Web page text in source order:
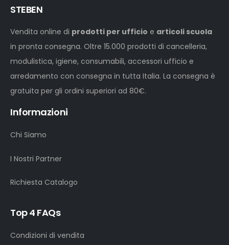
STEBEN
Vendita online di prodotti per ufficio e articoli scuola
in pronta consegna. Oltre 15.000 prodotti di cancelleria,
modulistica, igiene, consumabili, accessori ufficio e
arredamento con consegna in tutta Italia. La consegna è
gratuita per gli ordini superiori ad 80€.
Informazioni
Chi Siamo
I Nostri Partner
Richiesta Catalogo
Top 4 FAQs
Condizioni di vendita